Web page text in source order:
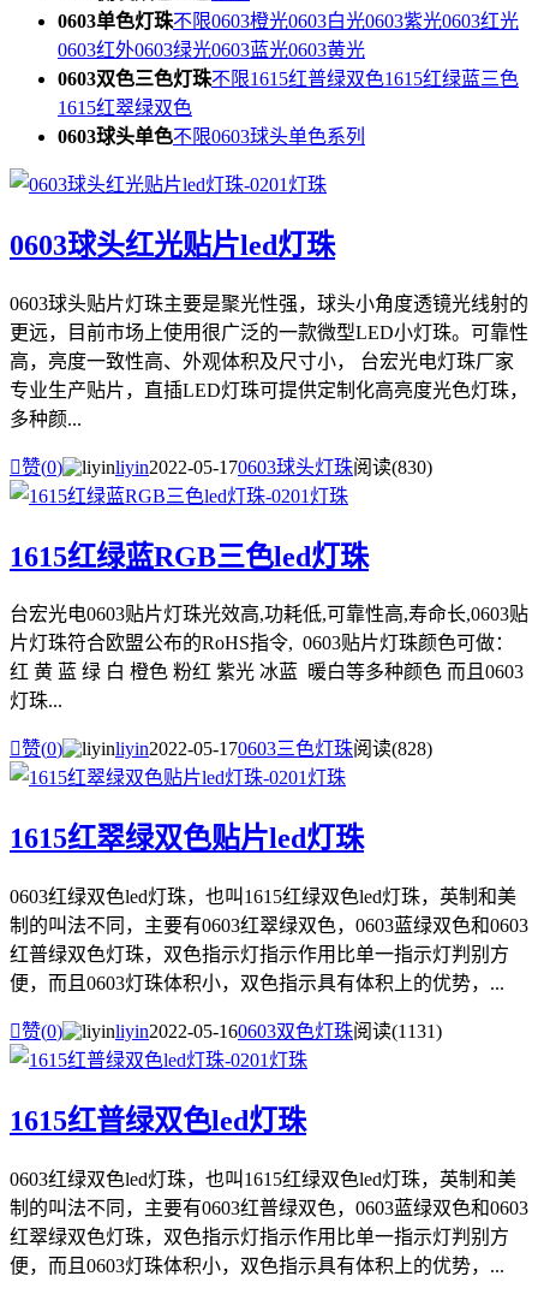
0603单色灯珠不限0603橙光0603白光0603紫光0603红光
0603红外0603绿光0603蓝光0603黄光
0603双色三色灯珠不限1615红普绿双色1615红绿蓝三色
1615红翠绿双色
0603球头单色不限0603球头单色系列
0603球头红光贴片led灯珠
0603球头贴片灯珠主要是聚光性强，球头小角度透镜光线射的
更远，目前市场上使用很广泛的一款微型LED小灯珠。可靠性
高，亮度一致性高、外观体积及尺寸小， 台宏光电灯珠厂家
专业生产贴片，直插LED灯珠可提供定制化高亮度光色灯珠，
多种颜...
赞(0) liyin2022-05-170603球头灯珠阅读(830)
1615红绿蓝RGB三色led灯珠
台宏光电0603贴片灯珠光效高,功耗低,可靠性高,寿命长,0603贴
片灯珠符合欧盟公布的RoHS指令, 0603贴片灯珠颜色可做：
红 黄 蓝 绿 白 橙色 粉红 紫光 冰蓝 暖白等多种颜色 而且0603
灯珠...
赞(0) liyin2022-05-170603三色灯珠阅读(828)
1615红翠绿双色贴片led灯珠
0603红绿双色led灯珠，也叫1615红绿双色led灯珠，英制和美
制的叫法不同，主要有0603红翠绿双色，0603蓝绿双色和0603
红普绿双色灯珠，双色指示灯指示作用比单一指示灯判别方
便，而且0603灯珠体积小，双色指示具有体积上的优势，...
赞(0) liyin2022-05-160603双色灯珠阅读(1131)
1615红普绿双色led灯珠
0603红绿双色led灯珠，也叫1615红绿双色led灯珠，英制和美
制的叫法不同，主要有0603红普绿双色，0603蓝绿双色和0603
红翠绿双色灯珠，双色指示灯指示作用比单一指示灯判别方
便，而且0603灯珠体积小，双色指示具有体积上的优势，...